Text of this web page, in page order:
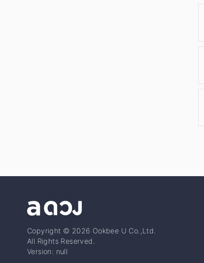
Copyright © 2026 Ookbee U Co.,Ltd.
All Rights Reserved.
Version: null